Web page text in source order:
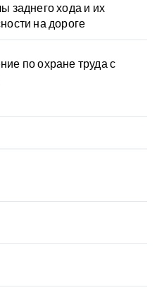
заднего хода и их
на дороге
по охране труда с